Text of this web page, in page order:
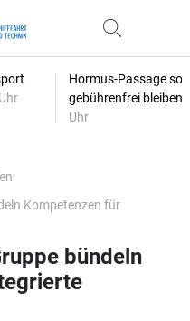
Hormus-Passage
gebührenfrei bleiben
Uhr
Kompetenzen für
bündeln